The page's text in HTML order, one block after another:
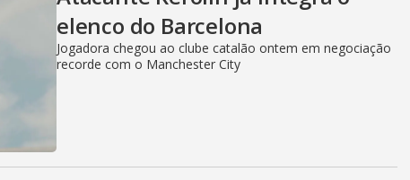
elenco do Barcelona
Jogadora chegou ao clube catalão ontem em negociação
recorde com o Manchester City